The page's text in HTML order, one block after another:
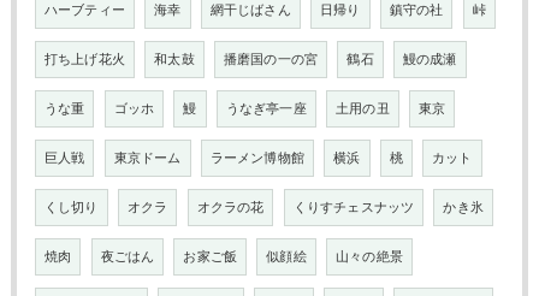
ハーブティー 海幸 網干じばさん 日帰り 鎮守の社 峠
打ち上げ花火 和太鼓 播磨国の一の宮 鶴石 鰻の成瀬
うな重 ゴッホ 鰻 うなぎ亭一座 土用の丑 東京
巨人戦 東京ドーム ラーメン博物館 横浜 桃 カット
くし切り オクラ オクラの花 くりすチェスナッツ かき氷
焼肉 夜ごはん お家ご飯 似顔絵 山々の絶景